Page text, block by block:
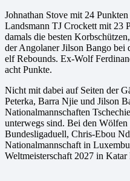
Johnathan Stove mit 24
Landsmann TJ Crockett mit 23
damals die besten
der Angolaner Jilson Bango bei
elf Rebounds. Ex-Wolf
acht Punkte.
Nicht mit dabei auf Seiten der
Peterka, Barra Njie und Jilson
Nationalmannschaften
unterwegs sind. Bei den
Bundesligaduell, Chris-Ebou
Nationalmannschaft in
Weltmeisterschaft 2027 in Katar